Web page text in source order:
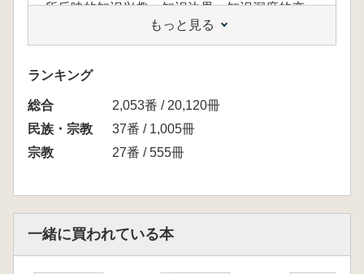
所反映的知识兴趣、知识边界、知识深度的变
化,以及经录与其他思想、文化之间的关联。下
编为“经录考稿”,侧重文献的研究与历史的考据,对
167种佛教目录进行了解题与研究。附录两篇:
《汉文佛教目录学年表》《20世纪国内佛教文献
研究论文目录》,全面梳理汉文佛教目录学的发
展沿革及20世纪的研究成果。总体而言,本书分
别从文献、文化两个视角与层面对汉文佛教经录
做了较为立体的考证、探讨、研究与呈现。
本書は、「文献としての経録」および「知識
と思想としての経録」という二つの視点から出
もっと見る
ランキング
総合
2,053番 / 20,120冊
民族・宗教
37番 / 1,005冊
宗教
27番 / 555冊
一緒に買われている本